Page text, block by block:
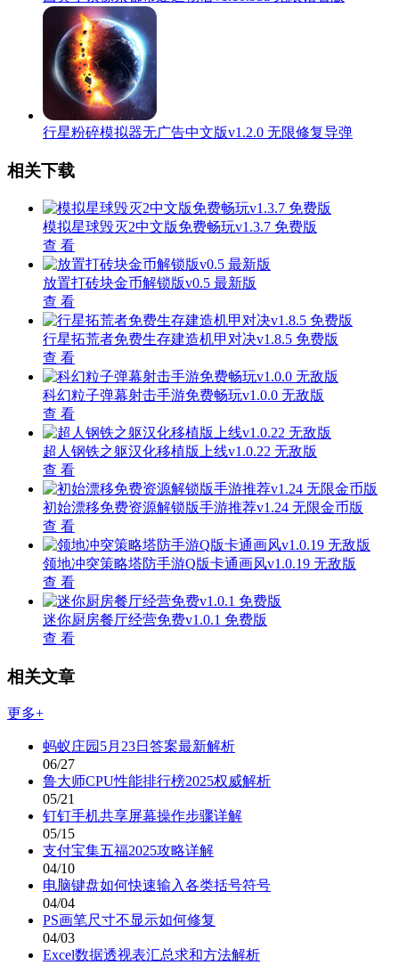
行星粉碎模拟器无广告中文版v1.2.0 无限修复导弹
相关下载
模拟星球毁灭2中文版免费畅玩v1.3.7 免费版
查 看
放置打砖块金币解锁版v0.5 最新版
查 看
行星拓荒者免费生存建造机甲对决v1.8.5 免费版
查 看
科幻粒子弹幕射击手游免费畅玩v1.0.0 无敌版
查 看
超人钢铁之躯汉化移植版上线v1.0.22 无敌版
查 看
初始漂移免费资源解锁版手游推荐v1.24 无限金币版
查 看
领地冲突策略塔防手游Q版卡通画风v1.0.19 无敌版
查 看
迷你厨房餐厅经营免费v1.0.1 免费版
查 看
相关文章
更多+
蚂蚁庄园5月23日答案最新解析
06/27
鲁大师CPU性能排行榜2025权威解析
05/21
钉钉手机共享屏幕操作步骤详解
05/15
支付宝集五福2025攻略详解
04/10
电脑键盘如何快速输入各类括号符号
04/04
PS画笔尺寸不显示如何修复
04/03
Excel数据透视表汇总求和方法解析